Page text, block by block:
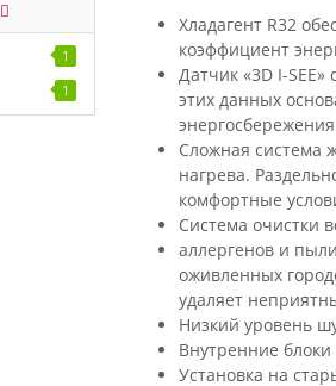
1
1
Хладагент R32
коэффициент
Датчик «3D I-
этих данных
Сложная система
нагрева.
комфортные
Система очистки
аллергенов и
оживленных
удаляет
Низкий уровень
Внутренние
Установка на